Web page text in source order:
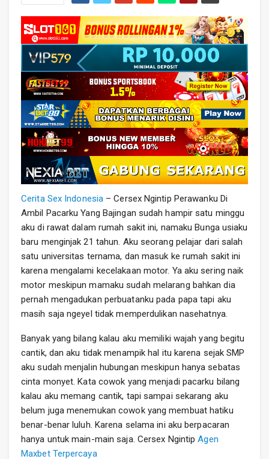
Cerita Sex Indonesia – Cersex Ngintip Perawanku Di
Ambil Pacarku Yang Bajingan sudah hampir satu minggu
aku di rawat dalam rumah sakit ini, namaku Bunga usiaku
baru menginjak 21 tahun. Aku seorang pelajar dari salah
satu universitas ternama, dan masuk ke rumah sakit ini
karena mengalami kecelakaan motor. Ya aku sering naik
motor meskipun mamaku sudah melarang bahkan dia
pernah mengadukan perbuatanku pada papa tapi aku
masih saja ngeyel tidak memperdulikan nasehatnya.
Banyak yang bilang kalau aku memiliki wajah yang begitu
cantik, dan aku tidak menampik hal itu karena sejak SMP
aku sudah menjalin hubungan meskipun hanya sebatas
cinta monyet. Kata cowok yang menjadi pacarku bilang
kalau aku memang cantik, tapi sampai sekarang aku
belum juga menemukan cowok yang membuat hatiku
benar-benar luluh. Karena selama ini aku berpacaran
hanya untuk main-main saja. Cersex NgintipAgen
Maxbet Terpercaya